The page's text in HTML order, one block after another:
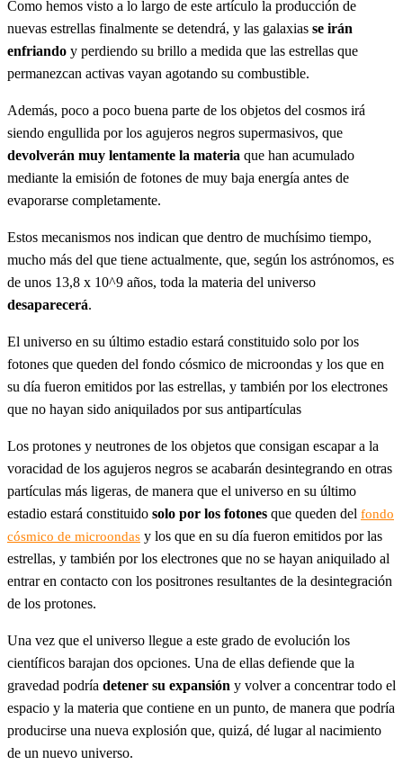
Como hemos visto a lo largo de este artículo la producción de
nuevas estrellas finalmente se detendrá, y las galaxias se irán
enfriando y perdiendo su brillo a medida que las estrellas que
permanezcan activas vayan agotando su combustible.
Además, poco a poco buena parte de los objetos del cosmos irá
siendo engullida por los agujeros negros supermasivos, que
devolverán muy lentamente la materia que han acumulado
mediante la emisión de fotones de muy baja energía antes de
evaporarse completamente.
Estos mecanismos nos indican que dentro de muchísimo tiempo,
mucho más del que tiene actualmente, que, según los astrónomos, es
de unos 13,8 x 10^9 años, toda la materia del universo
desaparecerá.
El universo en su último estadio estará constituido solo por los
fotones que queden del fondo cósmico de microondas y los que en
su día fueron emitidos por las estrellas, y también por los electrones
que no hayan sido aniquilados por sus antipartículas
Los protones y neutrones de los objetos que consigan escapar a la
voracidad de los agujeros negros se acabarán desintegrando en otras
partículas más ligeras, de manera que el universo en su último
estadio estará constituido solo por los fotones que queden del fondo
cósmico de microondas y los que en su día fueron emitidos por las
estrellas, y también por los electrones que no se hayan aniquilado al
entrar en contacto con los positrones resultantes de la desintegración
de los protones.
Una vez que el universo llegue a este grado de evolución los
científicos barajan dos opciones. Una de ellas defiende que la
gravedad podría detener su expansión y volver a concentrar todo el
espacio y la materia que contiene en un punto, de manera que podría
producirse una nueva explosión que, quizá, dé lugar al nacimiento
de un nuevo universo.